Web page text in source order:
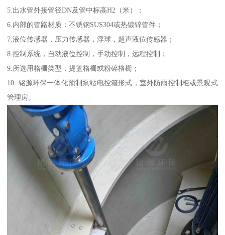
5.出水管外接管径DN及管中标高H2（米）；
6.内部的管路材质：不锈钢SUS304或热镀锌管件；
7.液位传感器，压力传感器，浮球，超声液位传感器；
8.控制系统，自动液位控制，手动控制，远程控制；
9.所选用格栅类型，提篮格栅或粉碎格栅；
10. 铭源环保一体化预制泵站电控箱形式，室外防雨控制柜或景观式
管理房。